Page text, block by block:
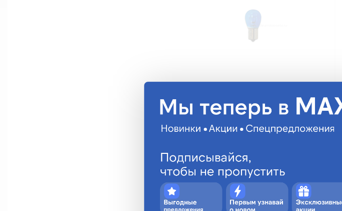
21W B8,3d Blue (К10/100/2000)
92227B
На складе:
Аналоги
В корзину